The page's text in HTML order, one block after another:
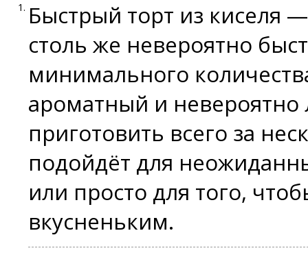
Быстрый торт из киселя
столь же невероятно
минимального
ароматный и
приготовить всего за
подойдёт для
или просто для того,
вкусненьким.